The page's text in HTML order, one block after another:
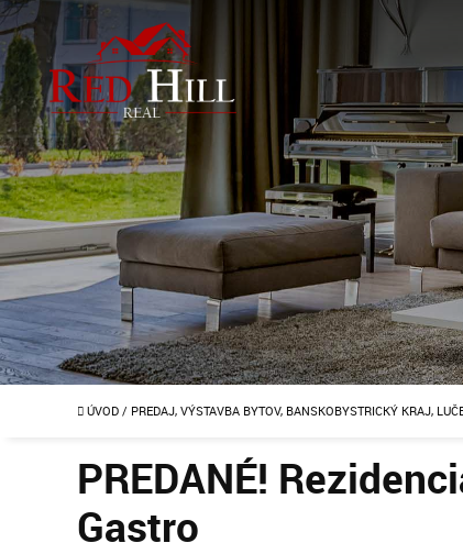
ÚVOD / PREDAJ, VÝSTAVBA BYTOV, BANSKOBYSTRICKÝ KRAJ,
PREDANÉ!
Gastro